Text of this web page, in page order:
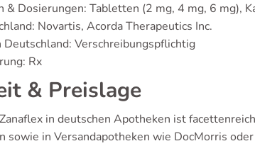
& Dosierungen: Tabletten (2 mg, 4 mg, 6 mg),
Novartis, Acorda Therapeutics Inc.
Verschreibungspflichtig
Rx
& Preislage
in deutschen Apotheken ist
sowie in Versandapotheken wie DocMorris